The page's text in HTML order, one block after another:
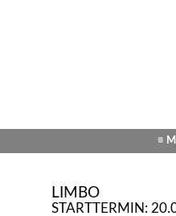
≡
LIMBO
STARTTERMIN: